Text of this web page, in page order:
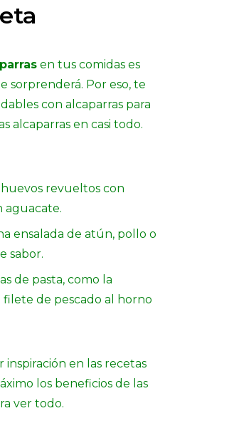
en tus comidas es
sorprenderá. Por eso, te
con alcaparras para
alcaparras en casi todo.
revueltos con
aguacate.
ensalada de atún, pollo o
sabor.
de pasta, como la
de pescado al horno
inspiración en las recetas
los beneficios de las
ver todo.